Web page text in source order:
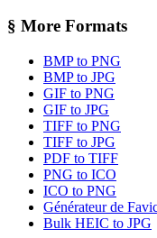
§ More Formats
BMP to PNG
BMP to JPG
GIF to PNG
GIF to JPG
TIFF to PNG
TIFF to JPG
PDF to TIFF
PNG to ICO
ICO to PNG
Générateur de
Bulk HEIC to JPG